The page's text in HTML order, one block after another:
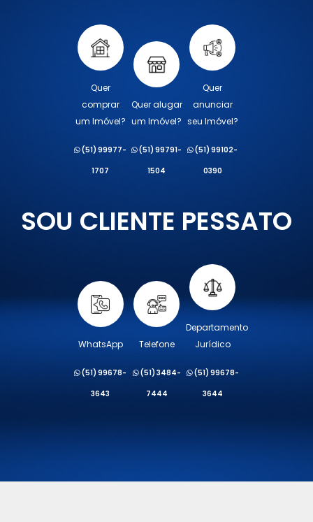
Quer
comprar
um Imóvel?
(51) 99977-
1707
Quer alugar
um Imóvel?
(51) 99791-
1504
Quer
anunciar
seu Imóvel?
(51) 99102-
0390
SOU CLIENTE PESSATO
WhatsApp
(51) 99678-
3643
Telefone
(51) 3484-
7444
Departamento
Jurídico
(51) 99678-
3644